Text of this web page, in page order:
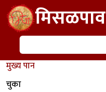
Skip to main contentमिसळपाव
शोध
मुख्य पान
चुका